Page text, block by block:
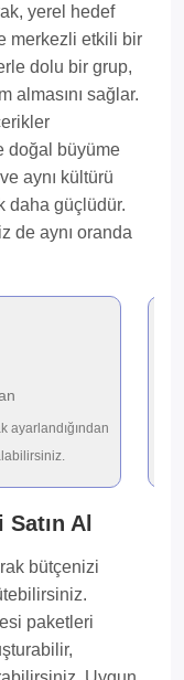
yerel hedef
merkezli etkili bir
dolu bir grup,
almasını sağlar.
doğal büyüme
aynı kültürü
daha güçlüdür.
de aynı oranda
ayarlandığından
Al
bütçenizi
paketleri